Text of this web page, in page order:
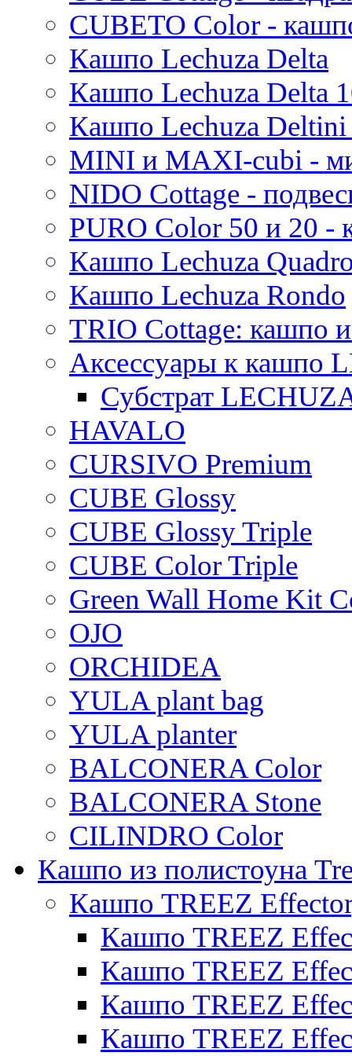
Mees
Pure
CUBETO Color -
Кашпо Lechuza Delta
Кашпо Lechuza Delta
Кашпо Lechuza
MINI и MAXI-cubi -
NIDO Cottage -
PURO Color 50 и 20
Кашпо Lechuza
Кашпо Lechuza Rondo
TRIO Cottage: кашпо
Аксессуары к кашпо
Субстрат
HAVALO
CURSIVO Premium
CUBE Glossy
CUBE Glossy Triple
CUBE Color Triple
Green Wall Home Kit
OJO
ORCHIDEA
YULA plant bag
YULA planter
BALCONERA Color
BALCONERA Stone
CILINDRO Color
Кашпо из полистоуна
Кашпо TREEZ
Кашпо TREEZ
Кашпо TREEZ
Кашпо TREEZ
Кашпо TREEZ